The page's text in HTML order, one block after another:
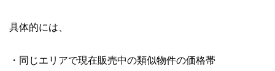
具体的には、
・同じエリアで現在販売中の類似物件の価格帯